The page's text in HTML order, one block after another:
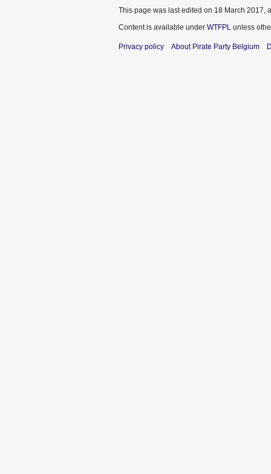
This page was last edited on 18 March 2017,
Content is available under WTFPL unless
Privacy policy About Pirate Party Belgium